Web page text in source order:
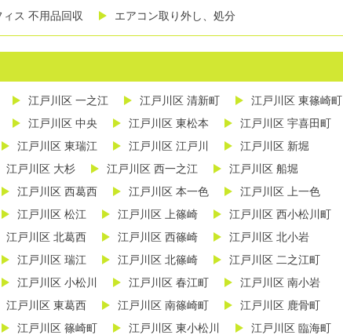
ィス 不用品回収 エアコン取り外し、処分
江戸川区 一之江 江戸川区 清新町
江戸川区 東篠崎町
江戸川区 中央 江戸川区 東松本
江戸川区 宇喜田町
江戸川区 東瑞江 江戸川区 江戸川
江戸川区 新堀
江戸川区 大杉 江戸川区 西一之江
江戸川区 船堀
江戸川区 西葛西 江戸川区 本一色
江戸川区 上一色
江戸川区 松江 江戸川区 上篠崎
江戸川区 西小松川町
江戸川区 北葛西 江戸川区 西篠崎
江戸川区 北小岩
江戸川区 瑞江 江戸川区 北篠崎
江戸川区 二之江町
江戸川区 小松川 江戸川区 春江町
江戸川区 南小岩
江戸川区 東葛西 江戸川区 南篠崎町
江戸川区 鹿骨町
江戸川区 篠崎町 江戸川区 東小松川 江戸川区 臨海町